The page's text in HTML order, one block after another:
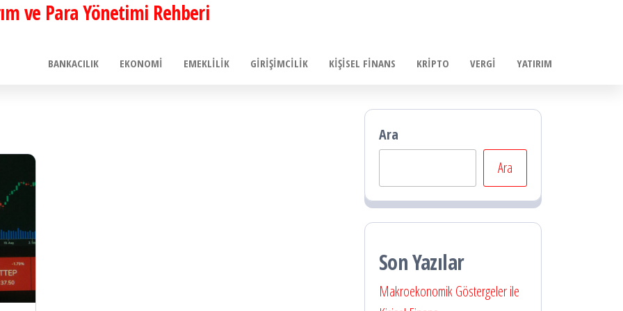
ve Para Yönetimi Rehberi
BANKACILIK EKONOMI EMEKLILIK GIRIŞIMCILIK KIŞISEL FINANS KRIPTO VERGI YATIRIM
Ara
Ara
Son Yazılar
Makroekonomik Göstergeler ile